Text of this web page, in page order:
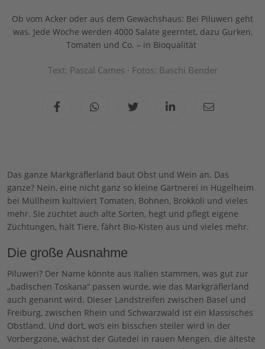
Ob vom Acker oder aus dem Gewächshaus: Bei Piluweri geht
was. Jede Woche werden 4000 Salate geerntet, dazu Gurken,
Tomaten und Co. – in Bioqualität
Text: Pascal Cames · Fotos: Baschi Bender
Das ganze Markgräflerland baut Obst und Wein an. Das
ganze? Nein, eine nicht ganz so kleine Gärtnerei in Hügelheim
bei Müllheim kultiviert Tomaten, Bohnen, Brokkoli und vieles
mehr. Sie züchtet auch alte Sorten, hegt und pflegt eigene
Züchtungen, hält Tiere, fährt Bio-Kisten aus und vieles mehr.
Die große Ausnahme
Piluweri? Der Name könnte aus Italien stammen, was gut zur
„badischen Toskana“ passen würde, wie das Markgräflerland
auch genannt wird. Dieser Landstreifen zwischen Basel und
Freiburg, zwischen Rhein und Schwarzwald ist ein klassisches
Obstland. Und dort, wo’s ein bisschen steiler wird in der
Vorbergzone, wächst der Gutedel in rauen Mengen, die älteste